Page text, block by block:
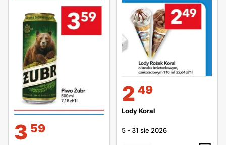
3 59
2 49
Lody Koral
5 - 31 sie 2026